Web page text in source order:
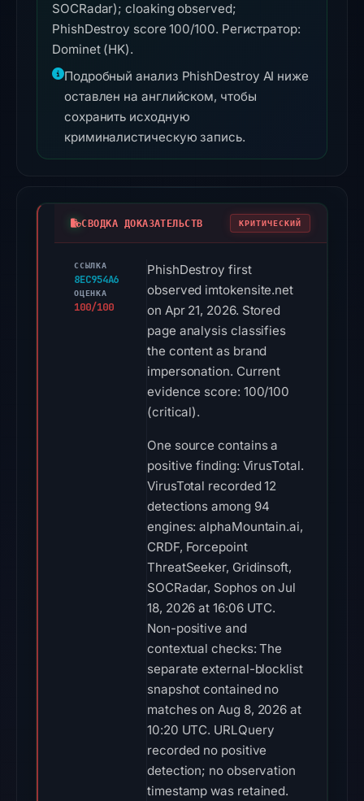
SOCRadar); cloaking observed;
PhishDestroy score 100/100. Регистратор:
Dominet (HK).
Подробный анализ PhishDestroy AI ниже
оставлен на английском, чтобы
сохранить исходную
криминалистическую запись.
СВОДКА ДОКАЗАТЕЛЬСТВ КРИТИЧЕСКИЙ
ССЫЛКА
8EC954A6
ОЦЕНКА
100/100
PhishDestroy first
observed imtokensite.net
on Apr 21, 2026. Stored
page analysis classifies
the content as brand
impersonation. Current
evidence score: 100/100
(critical).
One source contains a
positive finding: VirusTotal.
VirusTotal recorded 12
detections among 94
engines: alphaMountain.ai,
CRDF, Forcepoint
ThreatSeeker, Gridinsoft,
SOCRadar, Sophos on Jul
18, 2026 at 16:06 UTC.
Non-positive and
contextual checks: The
separate external-blocklist
snapshot contained no
matches on Aug 8, 2026 at
10:20 UTC. URLQuery
recorded no positive
detection; no observation
timestamp was retained.